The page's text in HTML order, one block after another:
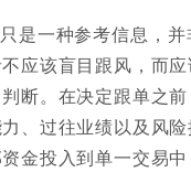
是一种参考信息，
应该盲目跟风，而
断。在决定跟单之
、过往业绩以及风
金投入到单一交易中